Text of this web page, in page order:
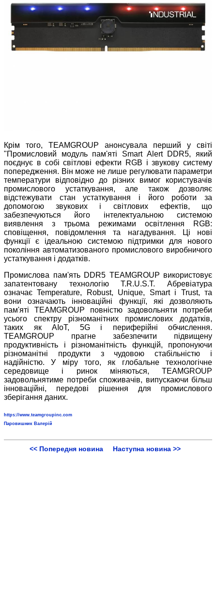
Крім того, TEAMGROUP анонсувала перший у світі
"Промисловий модуль пам'яті Smart Alert DDR5, який
поєднує в собі світлові ефекти RGB і звукову систему
попередження. Він може не лише регулювати параметри
температури відповідно до різних вимог користувачів
промислового устаткування, але також дозволяє
відстежувати стан устаткування і його роботи за
допомогою звукових і світлових ефектів, що
забезпечуються його інтелектуальною системою
виявлення з трьома режимами освітлення RGB:
сповіщення, повідомлення та нагадування. Ці нові
функції є ідеальною системою підтримки для нового
покоління автоматизованого промислового виробничого
устаткування і додатків.
Промислова пам'ять DDR5 TEAMGROUP використовує
запатентовану технологію T.R.U.S.T. Абревіатура
означає Temperature, Robust, Unique, Smart і Trust, та
вони означають інноваційні функції, які дозволяють
пам'яті TEAMGROUP повністю задовольняти потреби
усього спектру різноманітних промислових додатків,
таких як AIoT, 5G і периферійні обчислення.
TEAMGROUP прагне забезпечити підвищену
продуктивність і різноманітність функцій, пропонуючи
різноманітні продукти з чудовою стабільністю і
надійністю. У міру того, як глобальне технологічне
середовище і ринок міняються, TEAMGROUP
задовольнятиме потреби споживачів, випускаючи більш
інноваційні, передові рішення для промислового
зберігання даних.
https://www.teamgroupinc.com
Паровишник Валерій
<< Попередня новина Наступна новина >>